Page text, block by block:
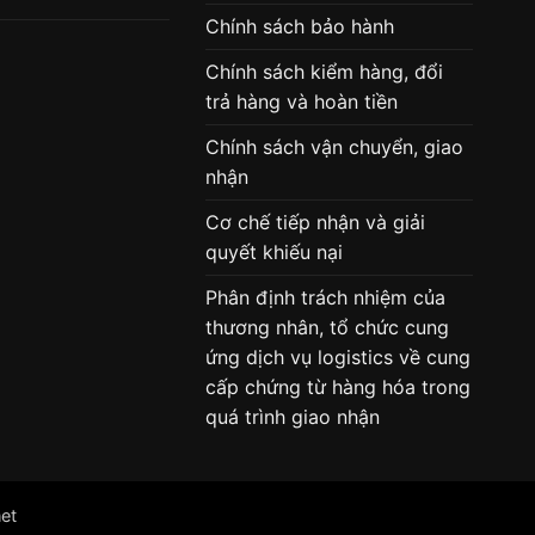
Chính sách bảo hành
Chính sách kiểm hàng, đổi
trả hàng và hoàn tiền
Chính sách vận chuyển, giao
nhận
Cơ chế tiếp nhận và giải
quyết khiếu nại
Phân định trách nhiệm của
thương nhân, tổ chức cung
ứng dịch vụ logistics về cung
cấp chứng từ hàng hóa trong
quá trình giao nhận